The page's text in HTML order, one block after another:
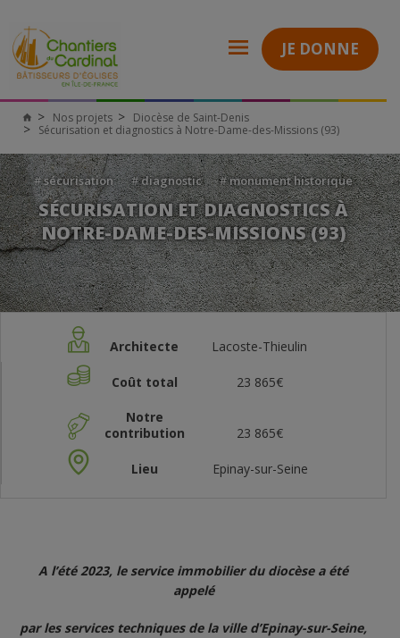
JE DONNE
Nos projets
Diocèse de Saint-Denis
Sécurisation et diagnostics à Notre-Dame-des-Missions (93)
#sécurisation #diagnostic #monument historique
SÉCURISATION ET DIAGNOSTICS À
NOTRE-DAME-DES-MISSIONS (93)
Architecte Lacoste-Thieulin
Coût total 23 865€
Notre
contribution
23 865€
Lieu Epinay-sur-Seine
A l’été 2023, le service immobilier du diocèse a été
appelé
par les services techniques de la ville d’Epinay-sur-Seine,